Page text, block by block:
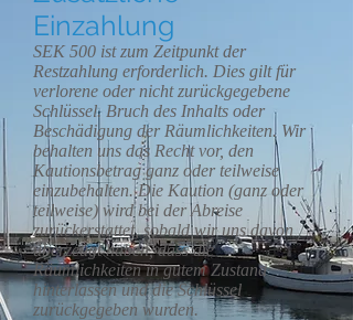
Einzahlung
SEK 500 ist zum Zeitpunkt der
Restzahlung erforderlich. Dies gilt für
verlorene oder nicht zurückgegebene
Schlüssel. Bruch des Inhalts oder
Beschädigung der Räumlichkeiten. Wir
behalten uns das Recht vor, den
Kautionsbetrag ganz oder teilweise
einzubehalten. Die Kaution (ganz oder
teilweise) wird bei der Abreise
zurückerstattet, sobald wir uns davon
überzeugt haben, dass die
Räumlichkeiten in gutem Zustand
hinterlassen und die Schlüssel
zurückgegeben wurden.